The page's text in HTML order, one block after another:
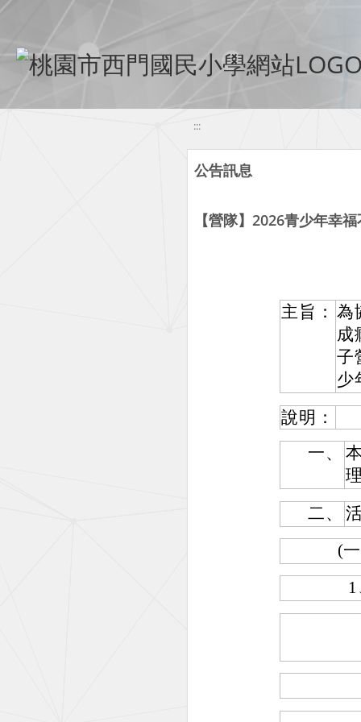
移至網頁之主要內容區位置
:::
公告訊息
【營隊】2026青少年幸
主旨： 為
成
子
少
說明：
一、
二、
(